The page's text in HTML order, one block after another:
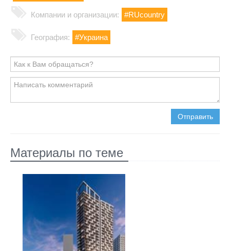
Компании и организации: #RUcountry
География: #Украина
Отправить
Материалы по теме